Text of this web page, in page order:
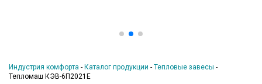
Индустрия комфорта - Каталог продукции - Тепловые завесы -
Тепломаш КЭВ-6П2021Е